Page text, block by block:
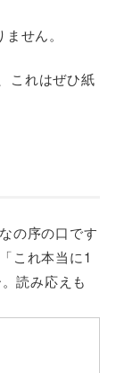
せん。
これはぜひ紙
の序の口です
これ本当に1
読み応えも